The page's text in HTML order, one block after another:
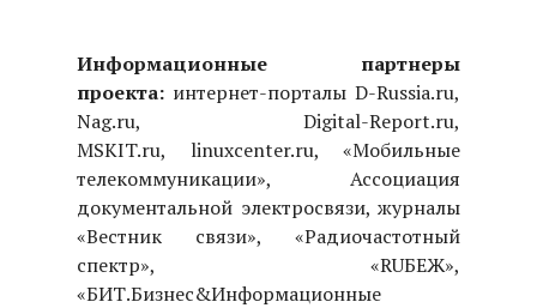
Информационные партнеры
проекта: интернет-порталы D-Russia.ru,
Nag.ru, Digital-Report.ru,
MSKIT.ru, linuxcenter.ru, «Мобильные
телекоммуникации», Ассоциация
документальной электросвязи, журналы
«Вестник связи», «Радиочастотный
спектр», «RUБЕЖ»,
«БИТ.Бизнес&Информационные